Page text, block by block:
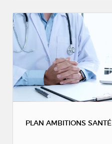
PLAN AMBITIONS SANTÉ